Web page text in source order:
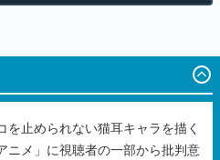
を止められない猫耳キャラを描く
ニメ」に視聴者の一部から批判意